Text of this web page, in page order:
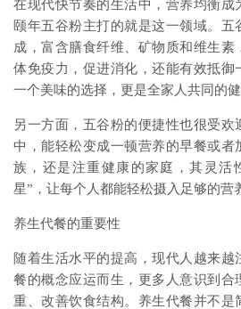
在现代快节奏的生活中，营养均衡成
颐年五谷粉主打的就是这一领域。五
成，富含膳食纤维、矿物质和维生素
体免疫力，促进消化，还能有效抵御
一个美味的选择，更是全家人共同的健
另一方面，五谷粉的便捷性也很受欢
中，能轻松变成一顿营养的早餐或者
族，还是注重健康的家庭，其灵活
星”，让每个人都能轻松摄入足够的营
养生代餐的重要性
随着生活水平的提高，现代人越来越
餐的概念应运而生，更多人意识到合
重、改善饮食结构。养生代餐并不是